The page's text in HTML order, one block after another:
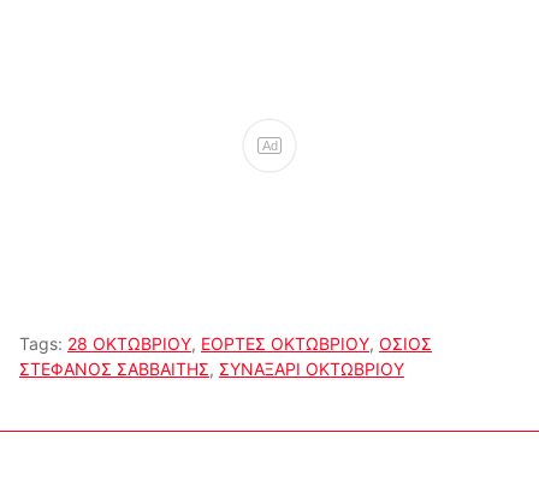
Ad
Tags: 28 ΟΚΤΩΒΡΙΟΥ, ΕΟΡΤΕΣ ΟΚΤΩΒΡΙΟΥ, ΟΣΙΟΣ
ΣΤΕΦΑΝΟΣ ΣΑΒΒΑΙΤΗΣ, ΣΥΝΑΞΑΡΙ ΟΚΤΩΒΡΙΟΥ